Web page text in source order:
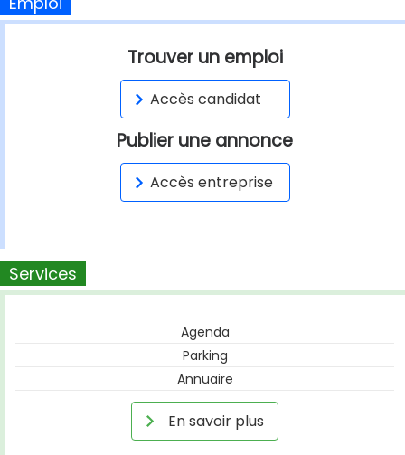
Trouver un emploi
Accès candidat
Publier une annonce
Accès entreprise
Services
Agenda
Parking
Annuaire
En savoir plus